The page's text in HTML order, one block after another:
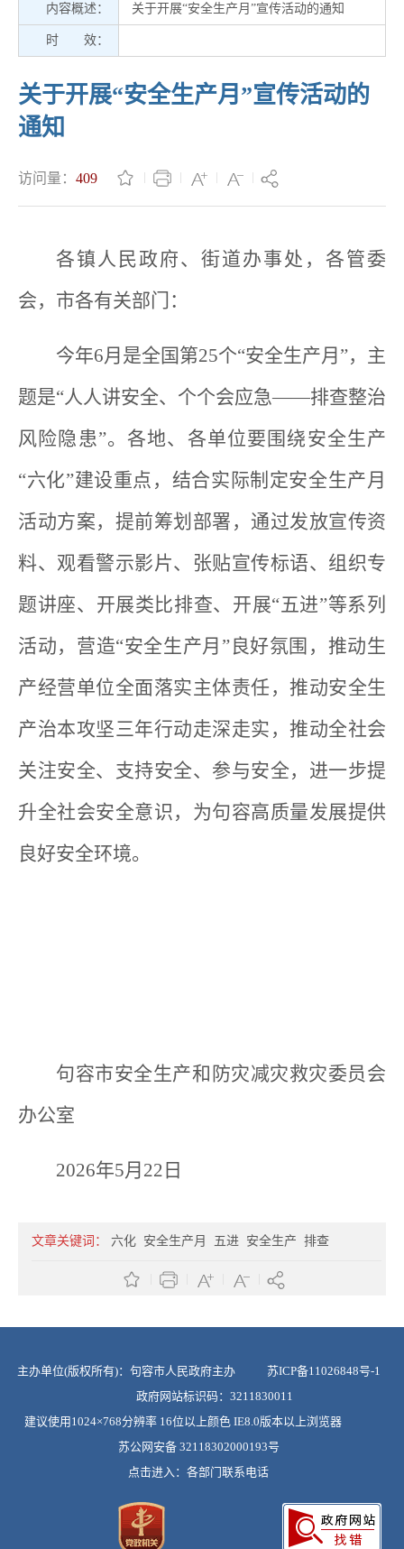
内容概述： 关于开展“安全生产月”宣传活动的通知
时 效：
关于开展“安全生产月”宣传活动的
通知
访问量： 409
各镇人民政府、街道办事处，各管委
会，市各有关部门：
今年6月是全国第25个“安全生产月”，主
题是“人人讲安全、个个会应急——排查整治
风险隐患”。各地、各单位要围绕安全生产
“六化”建设重点，结合实际制定安全生产月
活动方案，提前筹划部署，通过发放宣传资
料、观看警示影片、张贴宣传标语、组织专
题讲座、开展类比排查、开展“五进”等系列
活动，营造“安全生产月”良好氛围，推动生
产经营单位全面落实主体责任，推动安全生
产治本攻坚三年行动走深走实，推动全社会
关注安全、支持安全、参与安全，进一步提
升全社会安全意识，为句容高质量发展提供
良好安全环境。
句容市安全生产和防灾减灾救灾委员会
办公室
2026年5月22日
文章关键词： 六化 安全生产月 五进 安全生产 排查
主办单位(版权所有)：句容市人民政府主办 苏ICP备11026848号-1
政府网站标识码：3211830011
建议使用1024×768分辨率 16位以上颜色 IE8.0版本以上浏览器
苏公网安备 32118302000193号
点击进入： 各部门联系电话